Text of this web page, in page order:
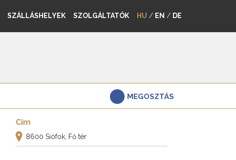
SZÁLLÁSHELYEK SZOLGÁLTATÓK HU / EN / DE
MEGOSZTÁS
Cím
8600 Siófok, Fő tér